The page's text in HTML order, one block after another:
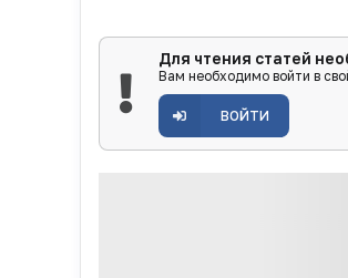
Для чтения статей
Вам необходимо войти в
ВОЙТИ